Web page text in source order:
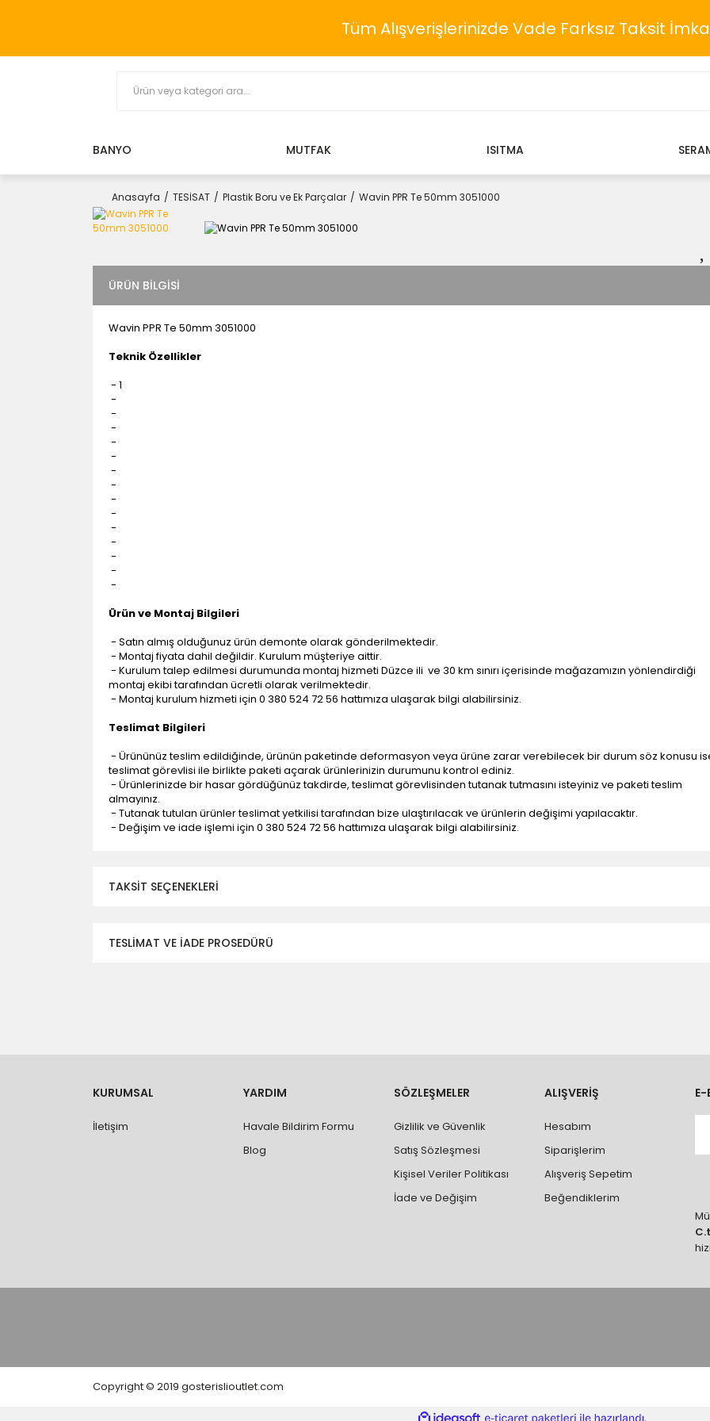
Tüm Alışverişlerinizde Vade Farksız Taksit
BANYO MUTFAK ISITMA
Anasayfa TESİSAT Plastik Boru ve Ek Parçalar Wavin PPR Te 50mm 3051000
ÜRÜN BILGISI
Wavin PPR Te 50mm 3051000
Teknik Özellikler
- 1
-
-
-
-
-
-
-
-
-
-
-
-
-
-
Ürün ve Montaj Bilgileri
- Satın almış olduğunuz ürün demonte olarak gönderilmektedir.
- Montaj fiyata dahil değildir. Kurulum müşteriye aittir.
- Kurulum talep edilmesi durumunda montaj hizmeti Düzce ili ve 30 km sınırı içerisinde mağazamızın yönlendirdiği
montaj ekibi tarafından ücretli olarak verilmektedir.
- Montaj kurulum hizmeti için 0 380 524 72 56 hattımıza ulaşarak bilgi alabilirsiniz.
Teslimat Bilgileri
- Ürününüz teslim edildiğinde, ürünün paketinde deformasyon veya ürüne zarar verebilecek bir durum söz konusu
teslimat görevlisi ile birlikte paketi açarak ürünlerinizin durumunu kontrol ediniz.
- Ürünlerinizde bir hasar gördüğünüz takdirde, teslimat görevlisinden tutanak tutmasını isteyiniz ve paketi teslim
almayınız.
- Tutanak tutulan ürünler teslimat yetkilisi tarafından bize ulaştırılacak ve ürünlerin değişimi yapılacaktır.
- Değişim ve iade işlemi için 0 380 524 72 56 hattımıza ulaşarak bilgi alabilirsiniz.
TAKSIT SEÇENEKLERI
TESLİMAT VE İADE PROSEDÜRÜ
- Özel sipariş ürünlerde ölçü, ebat, yükseklik vb. hatalar yüzünden onaylanmış siparişler iade alınmaz veya
değiştirilmez.
- Vitrifiye, tekne, küvet, kabin, banyo dolabı vb. ürünlerin siparişini vermeden önce ürünlerin montajını yapacak
kişi veya firmaya mutlaka ölçü ve ebat kontrolü yaptırınız.
KURUMSAL
İletişim
YARDIM
Havale Bildirim Formu
Blog
SÖZLEŞMELER
Gizlilik ve Güvenlik
Satış Sözleşmesi
Kişisel Veriler Politikası
İade ve Değişim
ALIŞVERİŞ
Hesabım
Siparişlerim
Alışveriş Sepetim
Beğendiklerim
E-
Copyright © 2019 gosterislioutlet.com
ideasoft e-